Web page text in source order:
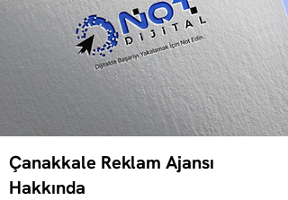
Çanakkale Reklam Ajansı
Hakkında